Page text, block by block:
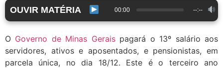
OUVIR MATÉRIA 00:00 --:--
O Governo de Minas Geraispagará o 13º salário aos
servidores, ativos e aposentados, e pensionistas, em
parcela única, no dia 18/12. Este é o terceiro ano